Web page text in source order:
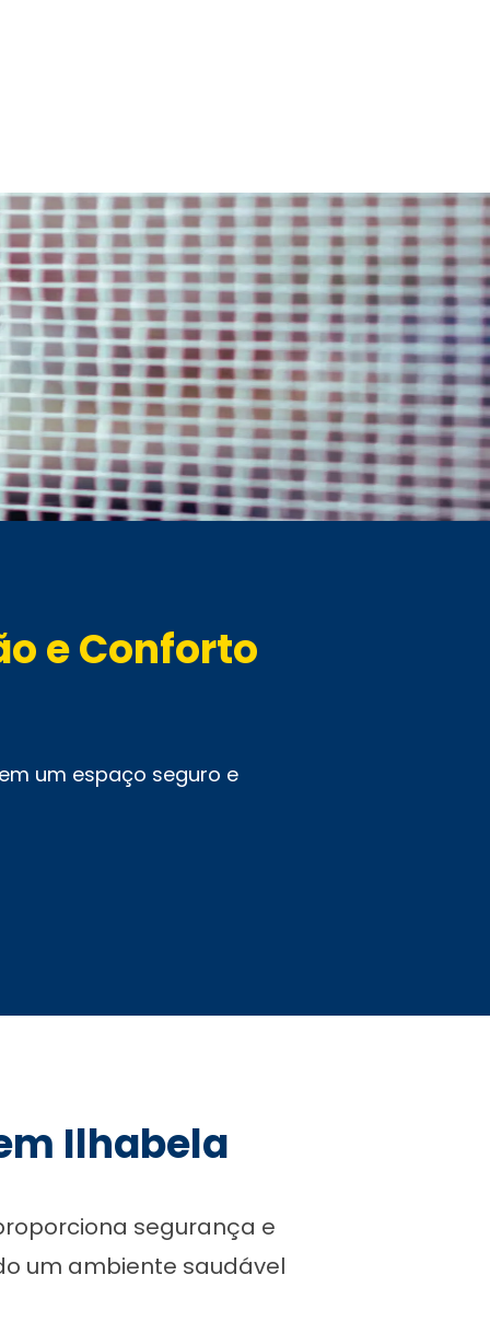
e Conforto
um espaço seguro e
Ilhabela
segurança e
um ambiente saudável